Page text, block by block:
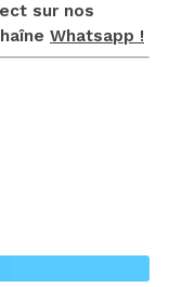
sur nos
Whatsapp !